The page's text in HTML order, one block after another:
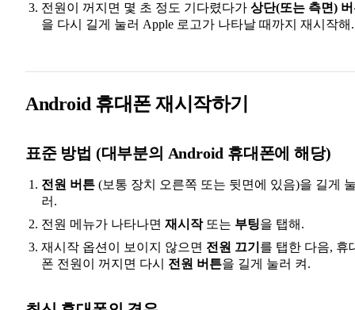
전원이 꺼지면 몇 초 정도 기다렸다가 상단(또는 측면)
을 다시 길게 눌러 Apple 로고가 나타날 때까지 재시작해.
Android 휴대폰 재시작하기
표준 방법 (대부분의 Android 휴대폰에 해당)
전원 버튼 (보통 장치 오른쪽 또는 뒷면에 있음)을 길게
러.
전원 메뉴가 나타나면 재시작또는 부팅을 탭해.
재시작 옵션이 보이지 않으면 전원 끄기 를 탭한 다음, 휴
폰 전원이 꺼지면 다시 전원 버튼을 길게 눌러 켜.